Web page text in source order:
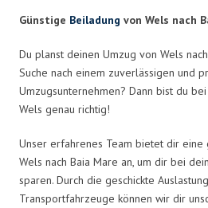
Günstige Beiladung von Wels nach
Du planst deinen Umzug von Wels
Suche nach einem zuverlässigen und
Umzugsunternehmen? Dann bist du
Wels genau richtig!
Unser erfahrenes Team bietet dir eine
Wels nach Baia Mare an, um dir bei
sparen. Durch die geschickte
Transportfahrzeuge können wir dir